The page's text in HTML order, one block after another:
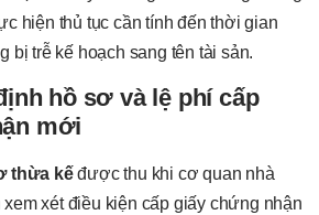
hiện thủ tục cần tính đến thời gian
bị trễ kế hoạch sang tên tài sản.
hồ sơ và lệ phí cấp
mới
thừa kếđược thu khi cơ quan nhà
xét điều kiện cấp giấy chứng nhận